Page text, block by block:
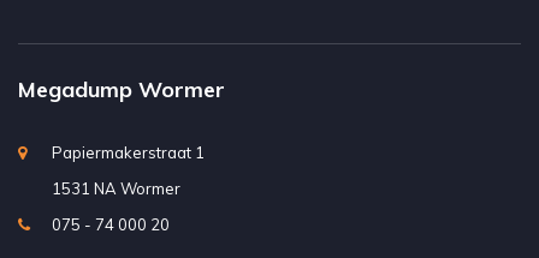
Megadump Wormer
Papiermakerstraat 1
1531 NA Wormer
075 - 74 000 20